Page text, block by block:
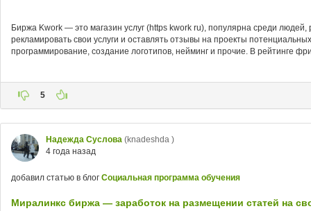
Биржа Kwork — это магазин услуг (https kwork ru), популярна среди
рекламировать свои услуги и оставлять отзывы на проекты
программирование, создание логотипов, нейминг и прочие. В рейтинге
5
Надежда Суслова (knadeshda )
4 года назад
добавил статью в блог Социальная программа обучения
Миралинкс биржа — заработок на размещении статей на